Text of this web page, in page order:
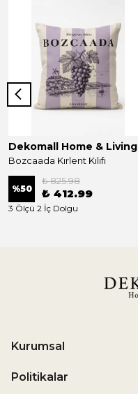
Dekomall Home & Living
Bozcaada Kırlent Kılıfı
%50
₺ 825.98
₺ 412.99
3 Ölçü 2 İç Dolgu
Kurumsal
Politikalar